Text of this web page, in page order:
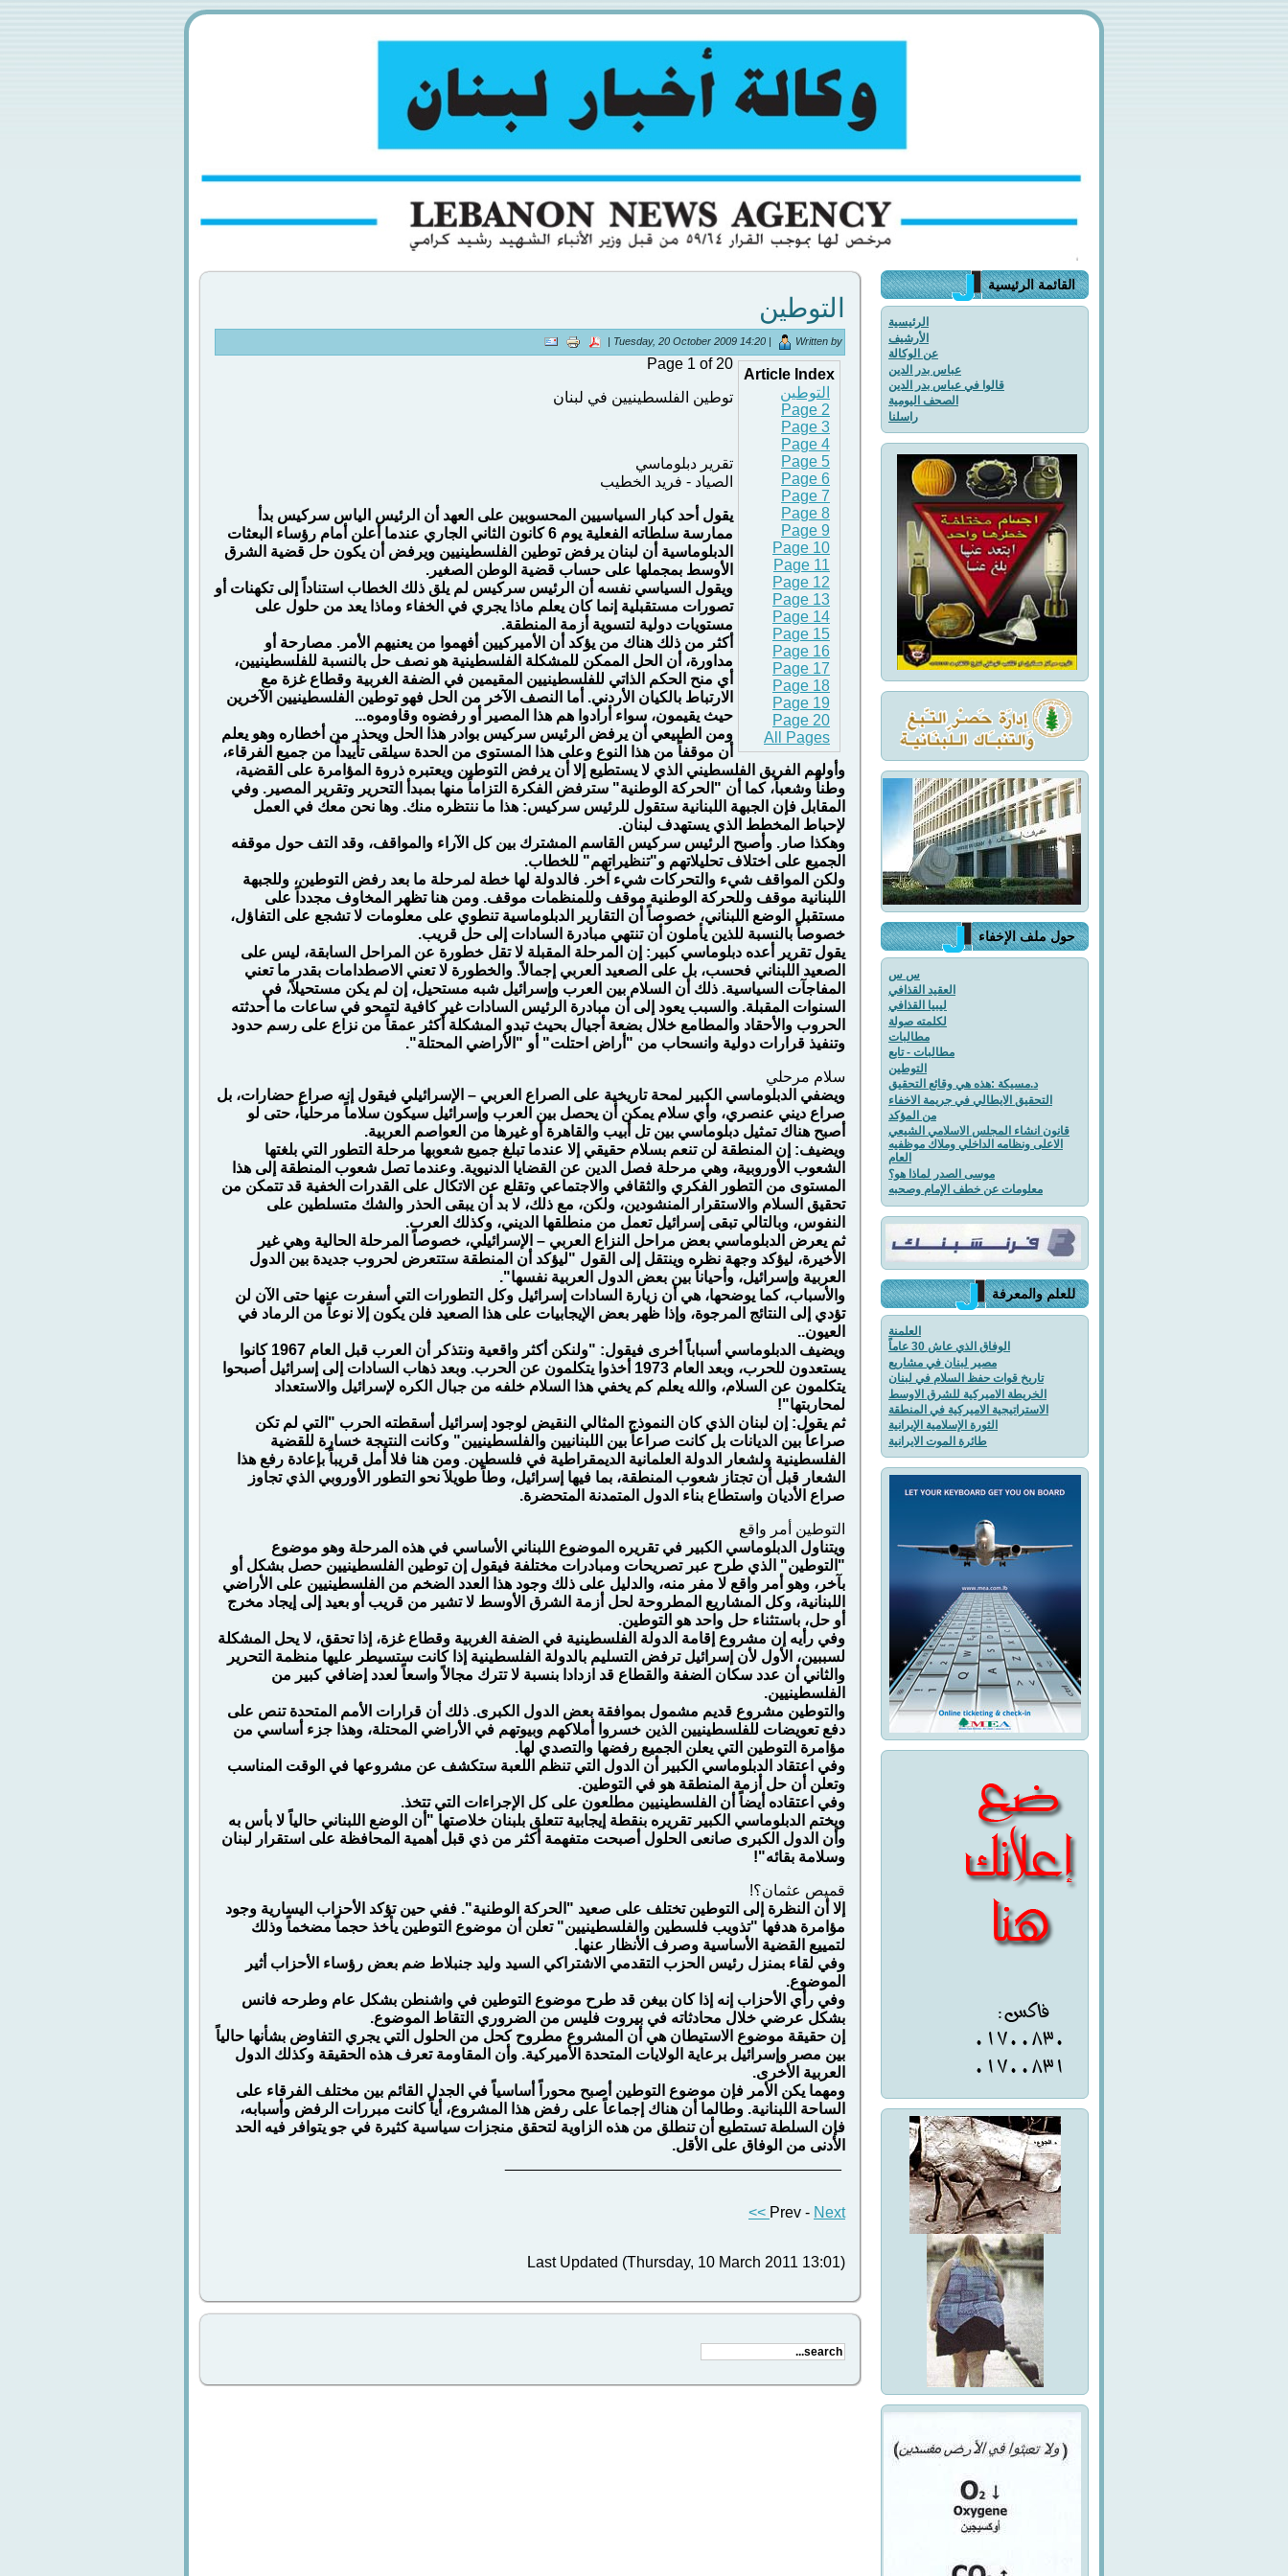
التوطين
Tuesday, 20 October 2009 14:20 | Written by |
Article Index
التوطين
Page 2
Page 3
Page 4
Page 5
Page 6
Page 7
Page 8
Page 9
Page 10
Page 11
Page 12
Page 13
Page 14
Page 15
Page 16
Page 17
Page 18
Page 19
Page 20
All Pages
Page 1 of 20
توطين الفلسطينيين في لبنان
تقرير دبلوماسي
الصياد - فريد الخطيب
يقول أحد كبار السياسيين المحسوبين على العهد أن الرئيس الياس سركيس بدأ
ممارسة سلطاته الفعلية يوم 6 كانون الثاني الجاري عندما أعلن أمام رؤساء البعثات
الدبلوماسية أن لبنان يرفض توطين الفلسطينيين ويرفض أن يكون حل قضية الشرق
الأوسط بمجملها على حساب قضية الوطن الصغير.
ويقول السياسي نفسه أن الرئيس سركيس لم يلق ذلك الخطاب استناداً إلى تكهنات أو
تصورات مستقبلية إنما كان يعلم ماذا يجري في الخفاء وماذا يعد من حلول على
مستويات دولية لتسوية أزمة المنطقة.
أكثر من ذلك هناك من يؤكد أن الأميركيين أفهموا من يعنيهم الأمر. مصارحة أو
مداورة، أن الحل الممكن للمشكلة الفلسطينية هو نصف حل بالنسبة للفلسطينيين،
أي منح الحكم الذاتي للفلسطينيين المقيمين في الضفة الغربية وقطاع غزة مع
الارتباط بالكيان الأردني. أما النصف الآخر من الحل فهو توطين الفلسطينيين الآخرين
حيث يقيمون، سواء أرادوا هم هذا المصير أو رفضوه وقاوموه...
ومن الطبيعي أن يرفض الرئيس سركيس بوادر هذا الحل ويحذر من أخطاره وهو يعلم
أن موقفاً من هذا النوع وعلى هذا المستوى من الحدة سيلقى تأييداً من جميع الفرقاء،
وأولهم الفريق الفلسطيني الذي لا يستطيع إلا أن يرفض التوطين ويعتبره ذروة المؤامرة على القضية،
وطناً وشعباً، كما أن "الحركة الوطنية" سترفض الفكرة التزاماً منها بمبدأ التحرير وتقرير المصير. وفي
المقابل فإن الجبهة اللبنانية ستقول للرئيس سركيس: هذا ما ننتظره منك. وها نحن معك في العمل
لإحباط المخطط الذي يستهدف لبنان.
وهكذا صار. وأصبح الرئيس سركيس القاسم المشترك بين كل الآراء والمواقف، وقد التف حول موقفه
الجميع على اختلاف تحليلاتهم و"تنظيراتهم" للخطاب.
ولكن المواقف شيء والتحركات شيء آخر. فالدولة لها خطة لمرحلة ما بعد رفض التوطين، وللجبهة
اللبنانية موقف وللحركة الوطنية موقف وللمنظمات موقف. ومن هنا تظهر المخاوف مجدداً على
مستقبل الوضع اللبناني، خصوصاً أن التقارير الدبلوماسية تنطوي على معلومات لا تشجع على التفاؤل،
خصوصاً بالنسبة للذين يأملون أن تنتهي مبادرة السادات إلى حل قريب.
يقول تقرير أعده دبلوماسي كبير: إن المرحلة المقبلة لا تقل خطورة عن المراحل السابقة، ليس على
الصعيد اللبناني فحسب، بل على الصعيد العربي إجمالاً. والخطورة لا تعني الاصطدامات بقدر ما تعني
المفاجآت السياسية. ذلك أن السلام بين العرب وإسرائيل شبه مستحيل، إن لم يكن مستحيلاً، في
السنوات المقبلة. والسبب يعود إلى أن مبادرة الرئيس السادات غير كافية لتمحو في ساعات ما أحدثته
الحروب والأحقاد والمطامع خلال بضعة أجيال بحيث تبدو المشكلة أكثر عمقاً من نزاع على رسم حدود
وتنفيذ قرارات دولية وانسحاب من "أراض احتلت" أو "الأراضي المحتلة".
سلام مرحلي
ويضفي الدبلوماسي الكبير لمحة تاريخية على الصراع العربي – الإسرائيلي فيقول إنه صراع حضارات، بل
صراع ديني عنصري، وأي سلام يمكن أن يحصل بين العرب وإسرائيل سيكون سلاماً مرحلياً، حتى لو
أصبح هناك تمثيل دبلوماسي بين تل أبيب والقاهرة أو غيرها من العواصم العربية.
ويضيف: إن المنطقة لن تنعم بسلام حقيقي إلا عندما تبلغ جميع شعوبها مرحلة التطور التي بلغتها
الشعوب الأوروبية، وهي مرحلة فصل الدين عن القضايا الدنيوية. وعندما تصل شعوب المنطقة إلى هذا
المستوى من التطور الفكري والثقافي والاجتماعي وتقلع عن الاتكال على القدرات الخفية قد تتمكن من
تحقيق السلام والاستقرار المنشودين، ولكن، مع ذلك، لا بد أن يبقى الحذر والشك متسلطين على
النفوس، وبالتالي تبقى إسرائيل تعمل من منطلقها الديني، وكذلك العرب.
ثم يعرض الدبلوماسي بعض مراحل النزاع العربي – الإسرائيلي، خصوصاً المرحلة الحالية وهي غير
الأخيرة، ليؤكد وجهة نظره وينتقل إلى القول "ليؤكد أن المنطقة ستتعرض لحروب جديدة بين الدول
العربية وإسرائيل، وأحياناً بين بعض الدول العربية نفسها".
والأسباب، كما يوضحها، هي أن زيارة السادات إسرائيل وكل التطورات التي أسفرت عنها حتى الآن لن
تؤدي إلى النتائج المرجوة، وإذا ظهر بعض الإيجابيات على هذا الصعيد فلن يكون إلا نوعاً من الرماد في
العيون..
ويضيف الدبلوماسي أسباباً أخرى فيقول: "ولنكن أكثر واقعية ونتذكر أن العرب قبل العام 1967 كانوا
يستعدون للحرب، وبعد العام 1973 أخذوا يتكلمون عن الحرب. وبعد ذهاب السادات إلى إسرائيل أصبحوا
يتكلمون عن السلام، والله يعلم كم يخفي هذا السلام خلفه من جبال الكره لإسرائيل والاستعداد
لمحاربتها"!
ثم يقول: إن لبنان الذي كان النموذج المثالي النقيض لوجود إسرائيل أسقطته الحرب "التي لم تكن
صراعاً بين الديانات بل كانت صراعاً بين اللبنانيين والفلسطينيين" وكانت النتيجة خسارة للقضية
الفلسطينية ولشعار الدولة العلمانية الديمقراطية في فلسطين. ومن هنا فلا أمل قريباً بإعادة رفع هذا
الشعار قبل أن تجتاز شعوب المنطقة، بما فيها إسرائيل، وطاً طويلاَ نحو التطور الأوروبي الذي تجاوز
صراع الأديان واستطاع بناء الدول المتمدنة المتحضرة.
التوطين أمر واقع
ويتناول الدبلوماسي الكبير في تقريره الموضوع اللبناني الأساسي في هذه المرحلة وهو موضوع
"التوطين" الذي طرح عبر تصريحات ومبادرات مختلفة فيقول إن توطين الفلسطينيين حصل بشكل أو
بآخر، وهو أمر واقع لا مفر منه، والدليل على ذلك وجود هذا العدد الضخم من الفلسطينيين على الأراضي
اللبنانية، وكل المشاريع المطروحة لحل أزمة الشرق الأوسط لا تشير من قريب أو بعيد إلى إيجاد مخرج
أو حل، باستثناء حل واحد هو التوطين.
وفي رأيه إن مشروع إقامة الدولة الفلسطينية في الضفة الغربية وقطاع غزة، إذا تحقق، لا يحل المشكلة
لسببين، الأول لأن إسرائيل ترفض التسليم بالدولة الفلسطينية إذا كانت ستسيطر عليها منظمة التحرير
والثاني أن عدد سكان الضفة والقطاع قد ازدادا بنسبة لا تترك مجالاً واسعاً لعدد إضافي كبير من
الفلسطينيين.
والتوطين مشروع قديم مشمول بموافقة بعض الدول الكبرى. ذلك أن قرارات الأمم المتحدة تنص على
دفع تعويضات للفلسطينيين الذين خسروا أملاكهم وبيوتهم في الأراضي المحتلة، وهذا جزء أساسي من
مؤامرة التوطين التي يعلن الجميع رفضها والتصدي لها.
وفي اعتقاد الدبلوماسي الكبير أن الدول التي تنظم اللعبة ستكشف عن مشروعها في الوقت المناسب
وتعلن أن حل أزمة المنطقة هو في التوطين.
وفي اعتقاده أيضاً أن الفلسطينيين مطلعون على كل الإجراءات التي تتخذ.
ويختم الدبلوماسي الكبير تقريره بنقطة إيجابية تتعلق بلبنان خلاصتها "أن الوضع اللبناني حالياً لا بأس به
وأن الدول الكبرى صانعى الحلول أصبحت متفهمة أكثر من ذي قبل أهمية المحافظة على استقرار لبنان
وسلامة بقائه"!
قميص عثمان؟!
إلا أن النظرة إلى التوطين تختلف على صعيد "الحركة الوطنية". ففي حين تؤكد الأحزاب اليسارية وجود
مؤامرة هدفها "تذويب فلسطين والفلسطينيين" تعلن أن موضوع التوطين يأخذ حجماً مضخماً وذلك
لتمييع القضية الأساسية وصرف الأنظار عنها.
وفي لقاء بمنزل رئيس الحزب التقدمي الاشتراكي السيد وليد جنبلاط ضم بعض رؤساء الأحزاب أثير
الموضوع.
وفي رأي الأحزاب إنه إذا كان بيغن قد طرح موضوع التوطين في واشنطن بشكل عام وطرحه فانس
بشكل عرضي خلال محادثاته في بيروت فليس من الضروري التقاط الموضوع.
إن حقيقة موضوع الاستيطان هي أن المشروع مطروح كحل من الحلول التي يجري التفاوض بشأنها حالياً
بين مصر وإسرائيل برعاية الولايات المتحدة الأميركية. وأن المقاومة تعرف هذه الحقيقة وكذلك الدول
العربية الأخرى.
ومهما يكن الأمر فإن موضوع التوطين أصبح محوراً أساسياً في الجدل القائم بين مختلف الفرقاء على
الساحة اللبنانية. وطالما أن هناك إجماعاً على رفض هذا المشروع، أياً كانت مبررات الرفض وأسبابه،
فإن السلطة تستطيع أن تنطلق من هذه الزاوية لتحقق منجزات سياسية كثيرة في جو يتوافر فيه الحد
الأدنى من الوفاق على الأقل.
Prev - Next >>
Last Updated (Thursday, 10 March 2011 13:01)
القائمة الرئيسية
الرئيسية
الأرشيف
عن الوكالة
عباس بدر الدين
قالوا في عباس بدر الدين
الصحف اليومية
راسلنا
حول ملف الإخفاء
س س
العقيد القذافي
ليبيا القذافي
لكلمته صولة
مطالبات
مطالبات - تابع
التوطين
د.مسيكة :هذه هي وقائع التحقيق
التحقيق الايطالي في جريمة الاخفاء
من المؤكد
قانون انشاء المجلس الاسلامي الشيعي
الاعلى ونظامه الداخلي وملاك موظفيه
العام
موسى الصدر لماذا هو؟
معلومات عن خطف الإمام وصحبه
للعلم والمعرفة
العلمنة
الوفاق الذي عاش 30 عاماً
مصير لبنان في مشاريع
تاريخ قوات حفظ السلام في لبنان
الخريطة الاميركية للشرق الاوسط
الاستراتيجية الاميركية في المنطقة
الثورة الإسلامية الإيرانية
طائرة الموت الايرانية